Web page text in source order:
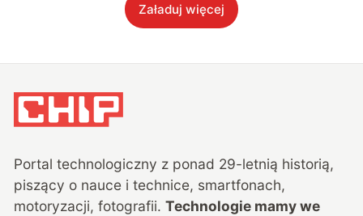
Załaduj więcej
Portal technologiczny z ponad 29-letnią historią,
piszący o nauce i technice, smartfonach,
motoryzacji, fotografii. Technologie mamy we